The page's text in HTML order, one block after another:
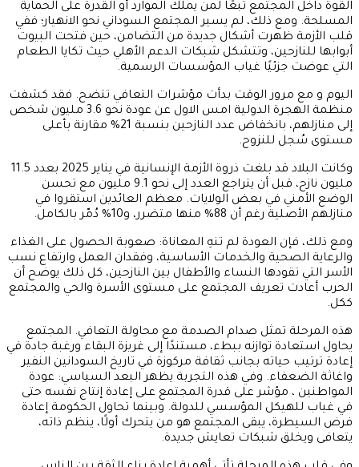
القوة داخل المجتمع تبعًا لمن يملك الموارد أو القدرة على الحماية
المسلحة. ومع ذلك، لم يسير المجتمع السوداني نحو الانهيار؛ ففي
قلب الأزمة ظهرت أشكال جديدة من التضامن، حين فتحت البيوت
أبوابها للنازحين، وتتشكل شبكات الدعم الأهلي حيث تكايا الطعام
التي عوضت جزئيًا غياب المؤسسات الرسمية.
اليوم و مع مرور الوقت بدأت مؤشرات التعافي تتضح. فقد كشفت
منظمة الهجرة الدولية امس الاول عن عودة نحو 3.6 مليون شخص
إلى منازلهم، بانخفاض عدد النازحين بنسبة 21% مقارنة بأعلى
مستوى سُجل للنزوح.
وكانت البلاد قد بلغت ذروة الأزمة الإنسانية في يناير 2025 بعدد 11.5
مليون نازح، قبل أن يتراجع العدد إلى نحو 9.1 مليون مع تحسن
الوضع الأمني في بعض الولايات. معظم العائدين استقروا في
منازلهم الأصلية رغم أن 88% منها متضرر، و10% دُمّر بالكامل.
ومع ذلك، فإن العودة لم تنهِ المعاناة: صعوبة الحصول على الغذاء
والرعاية الصحية والخدمات الأساسية، وفقدان العمل وارتفاع نسب
الأسر التي تقودها النساء والأطفال بين النازحين، كل ذلك يوضح أن
الحرب أعادت تعريف المجتمع على مستوى الأسرة والحي والمجتمع
ككل.
هذه المرحلة تمثل صدام الصدمة مع محاولة التعافي. المجتمع
يحاول استعادة توازنه ببطء، مستندًا إلى غريزة البقاء ورغبة جادة في
إعادة ترتيب حياته بجانب ثقافة مركوزة في تاريخ السودانين النفير
واغاثة الضعفاء. وفي هذه التجربة يظهر البعد السياسي: عودة
المواطنين ، مؤشر على قدرة المجتمع على إعادة إنتاج نفسه حتى
في غياب للهيكل المؤسسي للدولة. وبينما تحاول الحكومة إعادة
فرض السيطرة، يبقى المجتمع هو من يتحرك أولًا، ينظم ذاته،
يتعافى ويخلق شبكات تعايش جديدة.